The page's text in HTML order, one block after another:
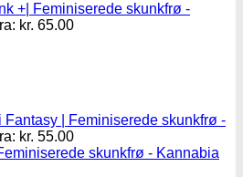
+| Feminiserede skunkfrø -
kr. 65.00
Fantasy | Feminiserede skunkfrø -
kr. 55.00